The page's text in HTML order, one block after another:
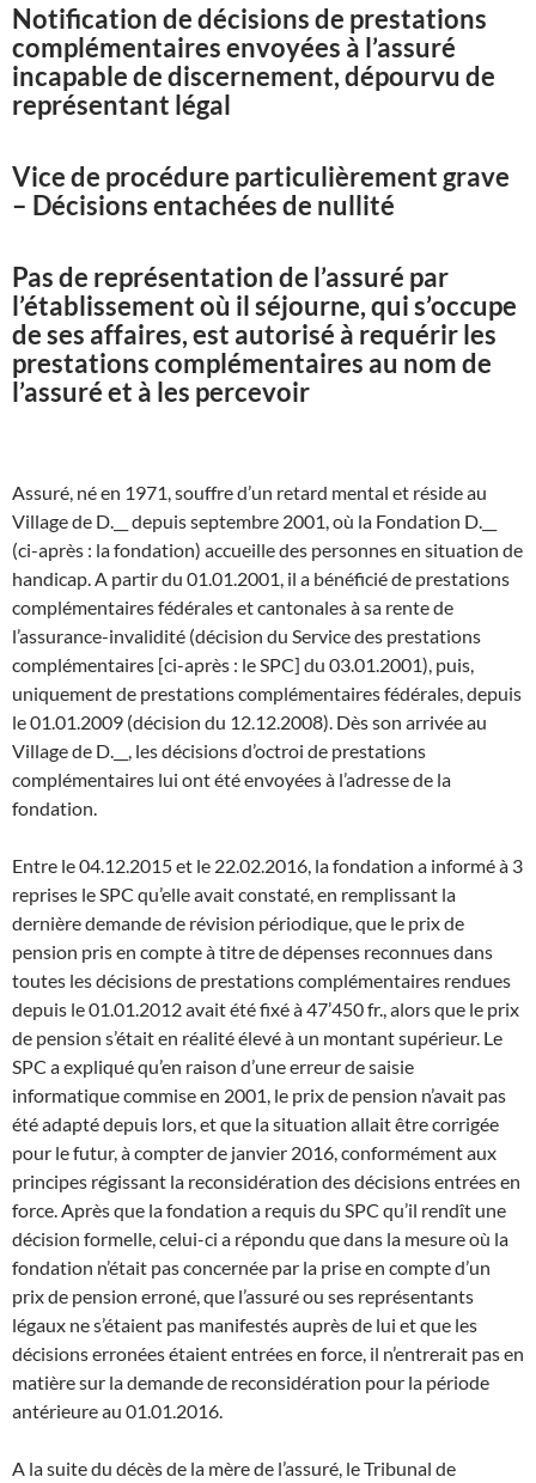
Notification de décisions de prestations
complémentaires envoyées à l’assuré
incapable de discernement, dépourvu de
représentant légal
Vice de procédure particulièrement grave
– Décisions entachées de nullité
Pas de représentation de l’assuré par
l’établissement où il séjourne, qui s’occupe
de ses affaires, est autorisé à requérir les
prestations complémentaires au nom de
l’assuré et à les percevoir
Assuré, né en 1971, souffre d’un retard mental et réside au
Village de D.__ depuis septembre 2001, où la Fondation D.__
(ci-après : la fondation) accueille des personnes en situation de
handicap. A partir du 01.01.2001, il a bénéficié de prestations
complémentaires fédérales et cantonales à sa rente de
l’assurance-invalidité (décision du Service des prestations
complémentaires [ci-après : le SPC] du 03.01.2001), puis,
uniquement de prestations complémentaires fédérales, depuis
le 01.01.2009 (décision du 12.12.2008). Dès son arrivée au
Village de D.__, les décisions d’octroi de prestations
complémentaires lui ont été envoyées à l’adresse de la
fondation.
Entre le 04.12.2015 et le 22.02.2016, la fondation a informé à 3
reprises le SPC qu’elle avait constaté, en remplissant la
dernière demande de révision périodique, que le prix de
pension pris en compte à titre de dépenses reconnues dans
toutes les décisions de prestations complémentaires rendues
depuis le 01.01.2012 avait été fixé à 47’450 fr., alors que le prix
de pension s’était en réalité élevé à un montant supérieur. Le
SPC a expliqué qu’en raison d’une erreur de saisie
informatique commise en 2001, le prix de pension n’avait pas
été adapté depuis lors, et que la situation allait être corrigée
pour le futur, à compter de janvier 2016, conformément aux
principes régissant la reconsidération des décisions entrées en
force. Après que la fondation a requis du SPC qu’il rendît une
décision formelle, celui-ci a répondu que dans la mesure où la
fondation n’était pas concernée par la prise en compte d’un
prix de pension erroné, que l’assuré ou ses représentants
légaux ne s’étaient pas manifestés auprès de lui et que les
décisions erronées étaient entrées en force, il n’entrerait pas en
matière sur la demande de reconsidération pour la période
antérieure au 01.01.2016.
A la suite du décès de la mère de l’assuré, le Tribunal de